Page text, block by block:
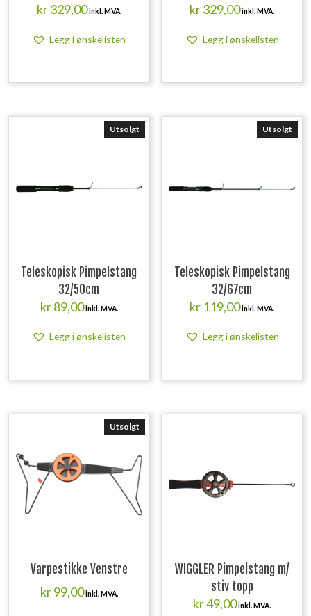
kr329,00inkl. MVA.
Legg i ønskelisten
kr329,00inkl. MVA.
Legg i ønskelisten
Utsolgt
Teleskopisk Pimpelstang
32/50cm
kr89,00inkl. MVA.
Legg i ønskelisten
Utsolgt
Teleskopisk Pimpelstang
32/67cm
kr 119,00inkl. MVA.
Legg i ønskelisten
Utsolgt
Varpestikke Venstre
kr99,00inkl. MVA.
WIGGLER Pimpelstang m/
stiv topp
kr49,00inkl. MVA.